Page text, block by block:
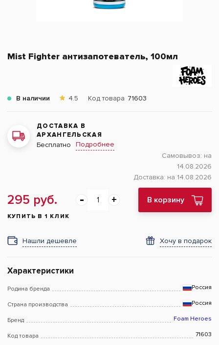
Mist Fighter антизапотеватель, 100мл
В наличии 4.5 Код товара 71603
ДОСТАВКА В
АРХАНГЕЛЬСКАЯ
Бесплатно
Подробнее
Самовывоз: на
14.08.2026
Доставка: на 14.08.2026
295 руб. В корзину
КУПИТЬ В 1 КЛИК
Нашли дешевле Хочу в подарок
Характеристики
Родина бренда Россия
Страна производства Россия
Бренд Foam Heroes
Код товара 71603